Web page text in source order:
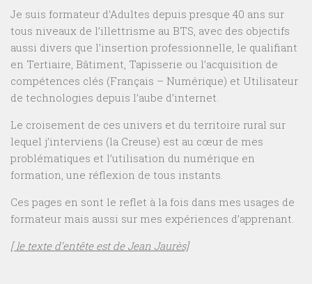
Je suis formateur d’Adultes depuis presque 40 ans sur
tous niveaux de l’illettrisme au BTS, avec des objectifs
aussi divers que l’insertion professionnelle, le qualifiant
en Tertiaire, Bâtiment, Tapisserie ou l’acquisition de
compétences clés (Français – Numérique) et Utilisateur
de technologies depuis l’aube d’internet.
Le croisement de ces univers et du territoire rural sur
lequel j’interviens (la Creuse) est au cœur de mes
problématiques et l’utilisation du numérique en
formation, une réflexion de tous instants.
Ces pages en sont le reflet à la fois dans mes usages de
formateur mais aussi sur mes expériences d’apprenant.
[ le texte d’entête est de Jean Jaurès]